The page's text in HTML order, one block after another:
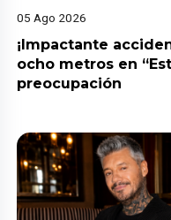
05 Ago 2026
¡Impactante
ocho metros en
preocupación